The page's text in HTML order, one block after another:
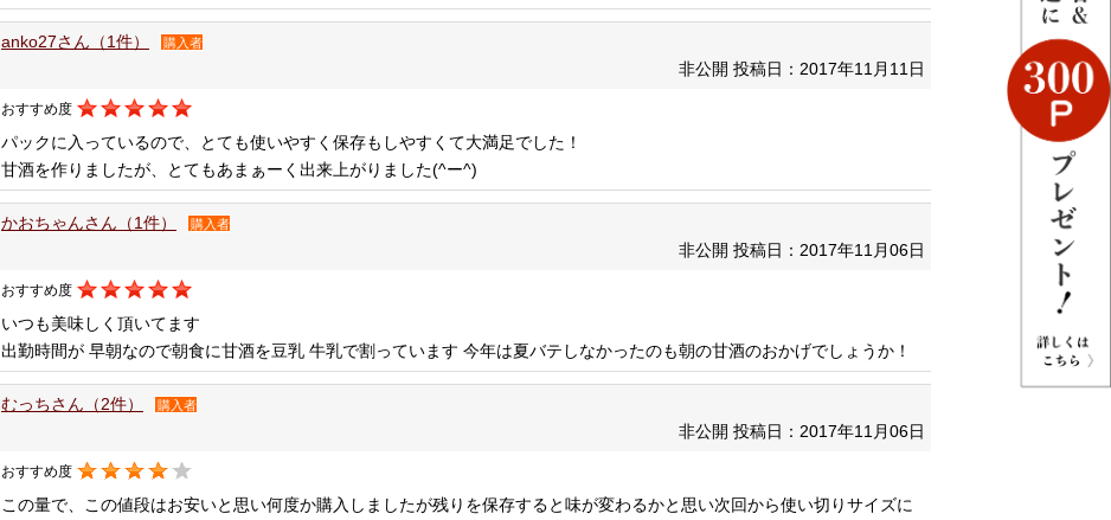
anko27さん（1件） 購入者
非公開 投稿日：2017年11月11日
おすすめ度
パックに入っているので、とても使いやすく保存もしやすくて大満足でした！
甘酒を作りましたが、とてもあまぁーく出来上がりました(^ー^)
かおちゃんさん（1件） 購入者
非公開 投稿日：2017年11月06日
おすすめ度
いつも美味しく頂いてます
出勤時間が 早朝なので朝食に甘酒を豆乳 牛乳で割っています 今年は夏バテしなかったのも朝の甘酒のおかげでしょうか！
むっちさん（2件） 購入者
非公開 投稿日：2017年11月06日
おすすめ度
この量で、この値段はお安いと思い何度か購入しましたが残りを保存すると味が変わるかと思い次回から使い切りサイズに